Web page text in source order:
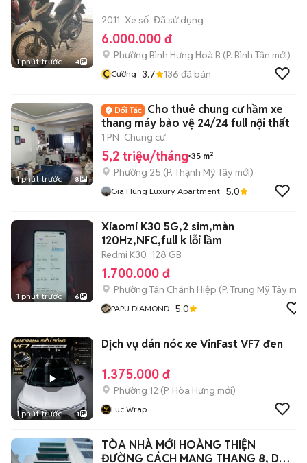
1 phút trước 4
2011 Xe số Đã sử dụng
6.000.000 đ
Phường Bình Hưng Hoà B (P. Bình Tân mới)
CCường 3.7 136 đã bán
1 phút trước 8
Cho thuê chung cư hầm xe
thang máy bảo vệ 24/24 full nội thất
1 PN Chung cư
5,2 triệu/tháng 35 m²
Phường 25 (P. Thạnh Mỹ Tây mới)
Gia Hùng Luxury Apartment 5.0
1 phút trước 6
Xiaomi K30 5G,2 sim,màn
120Hz,NFC,full k lỗi lầm
Redmi K30 128 GB
1.700.000 đ
Phường Tân Chánh Hiệp (P. Trung Mỹ Tây mới)
PAPU DIAMOND 5.0
1 phút trước 1
Dịch vụ dán nóc xe VinFast VF7 đen
1.375.000 đ
Phường 12 (P. Hòa Hưng mới)
Luc Wrap
TÒA NHÀ MỚI HOÀNG THIỆN
ĐƯỜNG CÁCH MẠNG THANG 8, DT